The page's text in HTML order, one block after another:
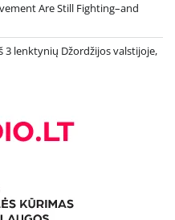
Are Still Fighting–and
lenktynių Džordžijos valstijoje,